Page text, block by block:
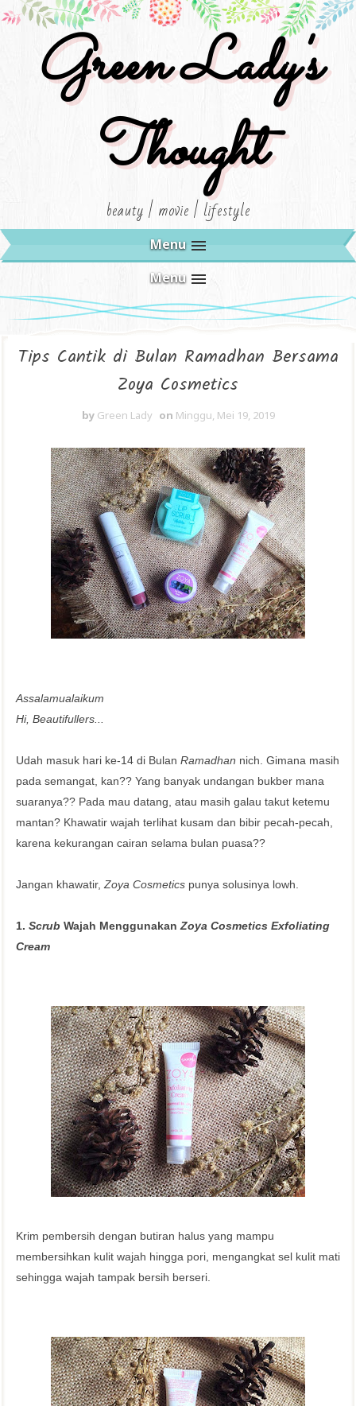
Green Lady's
Thought
beauty | movie | lifestyle
Menu
Menu
Tips Cantik di Bulan Ramadhan Bersama
Zoya Cosmetics
by Green Lady on Minggu, Mei 19, 2019
Assalamualaikum
Hi, Beautifullers...
Udah masuk hari ke-14 di Bulan Ramadhan nich. Gimana masih
pada semangat, kan?? Yang banyak undangan bukber mana
suaranya?? Pada mau datang, atau masih galau takut ketemu
mantan? Khawatir wajah terlihat kusam dan bibir pecah-pecah,
karena kekurangan cairan selama bulan puasa??
Jangan khawatir, Zoya Cosmetics punya solusinya lowh.
1. Scrub Wajah Menggunakan Zoya Cosmetics Exfoliating
Cream
Krim pembersih dengan butiran halus yang mampu
membersihkan kulit wajah hingga pori, mengangkat sel kulit mati
sehingga wajah tampak bersih berseri.